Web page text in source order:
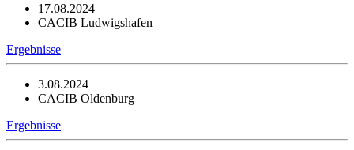
17.08.2024
CACIB Ludwigshafen
Ergebnisse
3.08.2024
CACIB Oldenburg
Ergebnisse